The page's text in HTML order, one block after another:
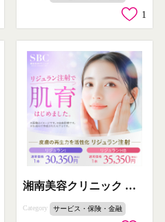
1
湘南美容クリニック リジュラン注射による肌育
Category サービス・保険・金融